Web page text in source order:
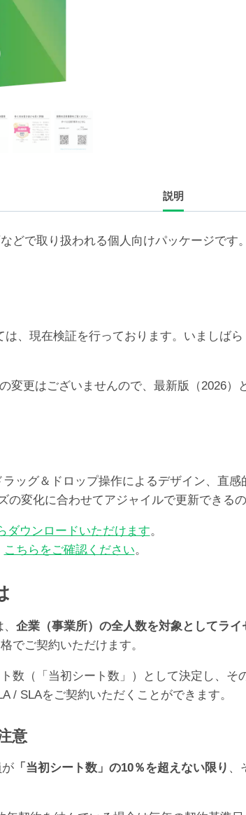
（50-
個
説明
どで取り扱われる個人向けパッケージで
、現在検証を行っております。いましば
変更はございませんので、最新版（2026
ッグ＆ドロップ操作によるデザイン、直
変化に合わせてアジャイルで更新できる
ダウンロードいただけます。
こちらをご確認ください。
企業（事業所）の全人数を対象としてラ
でご契約いただけます。
数（「当初シート数」）として決定し、
/ SLAをご契約いただくことができます。
意
「当初シート数」の10％を超えない限り 、